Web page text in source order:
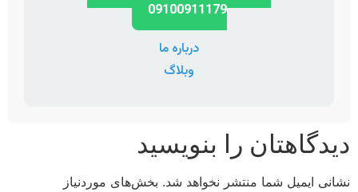
09100911179
درباره ما
وبلاگ
دیدگاهتان را بنویسید
نشانی ایمیل شما منتشر نخواهد شد. بخش‌های موردنیاز